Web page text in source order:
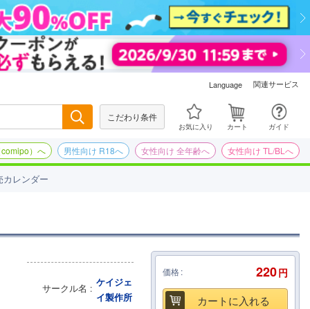
Language 関連サービス
こだわり条件
お気に入り カート ガイド
）へ 男性向け R18へ 女性向け 全年齢へ 女性向け TL/BLへ
カレンダー
サークル名
ケイジェ
イ製作所
価格 220円
カートに入れる